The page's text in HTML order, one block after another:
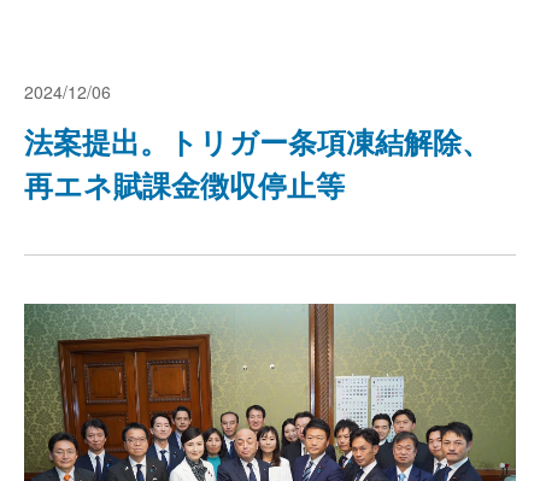
2024/12/06
法案提出。トリガー条項凍結解除、
再エネ賦課金徴収停止等